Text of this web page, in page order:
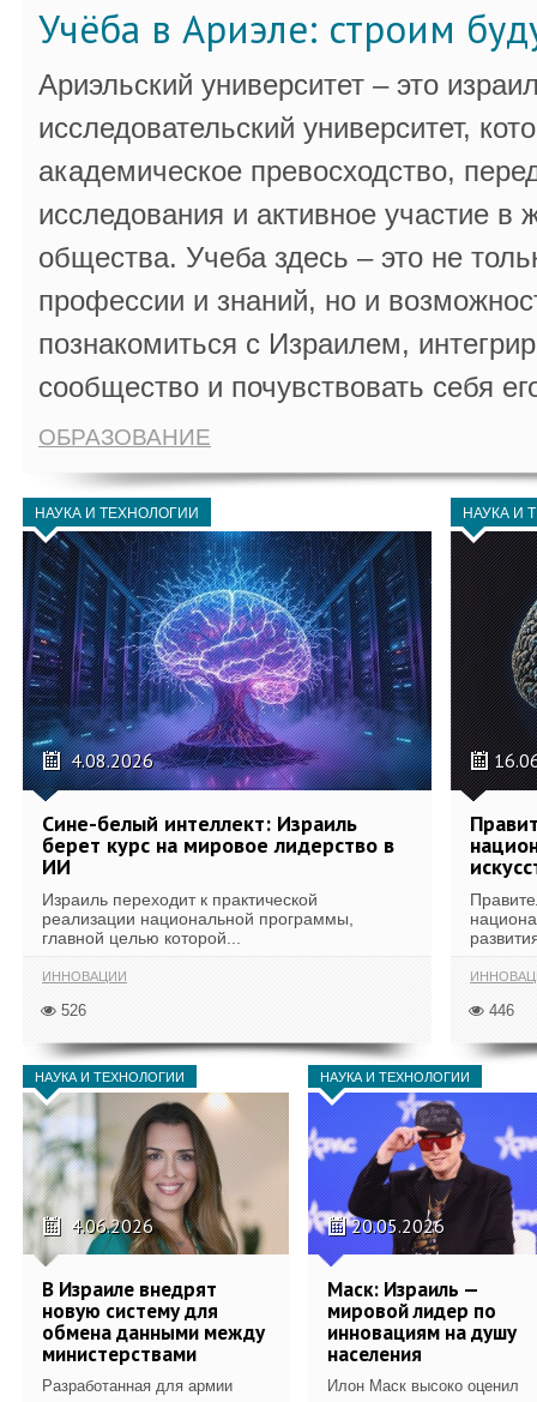
Учёба в Ариэле: строим
Ариэльский университет – это
исследовательский университет,
академическое превосходство,
исследования и активное участие в
общества. Учеба здесь – это не
профессии и знаний, но и
познакомиться с Израилем,
сообщество и почувствовать себя
ОБРАЗОВАНИЕ
НАУКА И ТЕХНОЛОГИИ
4.08.2026
Сине-белый интеллект: Израиль
берет курс на мировое лидерство в
ИИ
Израиль переходит к практической
реализации национальной программы,
главной целью которой...
ИННОВАЦИИ
526
НАУКА И
446
НАУКА И ТЕХНОЛОГИИ
4.06.2026
В Израиле внедрят
новую систему для
обмена данными между
министерствами
Разработанная для армии
НАУКА И ТЕХНОЛОГИИ
20.05.2026
Маск: Израиль —
мировой лидер по
инновациям на душу
населения
Илон Маск высоко оценил